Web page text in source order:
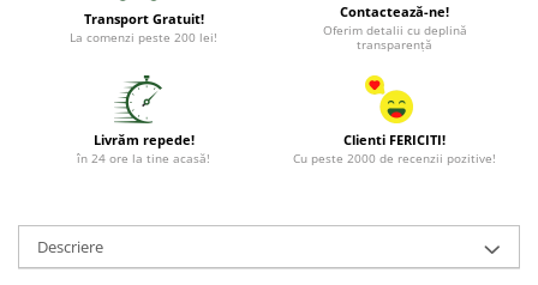
Transport Gratuit!
La comenzi peste 200 lei!
Contactează-ne!
Oferim detalii cu deplină
transparență
Livrăm repede!
în 24 ore la tine acasă!
Clienti FERICITI!
Cu peste 2000 de recenzii pozitive!
Descriere